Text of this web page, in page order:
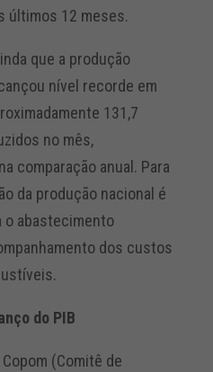
últimos 12 meses.
que a produção
nível recorde em
131,7
no mês,
comparação anual. Para
da produção nacional é
o abastecimento
dos custos
do PIB
(Comitê de